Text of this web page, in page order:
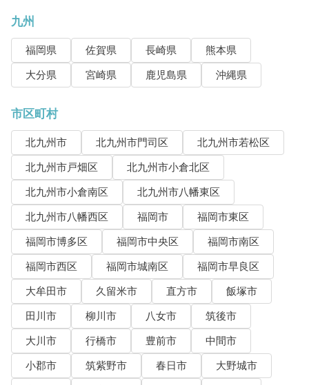
九州
福岡県 佐賀県 長崎県
熊本県
大分県
宮崎県 鹿児島県 沖縄県
市区町村
北九州市 北九州市門司区
北九州市若松区
北九州市戸畑区
北九州市小倉北区
北九州市小倉南区
北九州市八幡東区
北九州市八幡西区
福岡市
福岡市東区
福岡市博多区
福岡市中央区
福岡市南区
福岡市西区
福岡市城南区
福岡市早良区
大牟田市
久留米市 直方市
飯塚市
田川市
柳川市 八女市
筑後市
大川市
行橋市 豊前市
中間市
小郡市
筑紫野市 春日市
大野城市